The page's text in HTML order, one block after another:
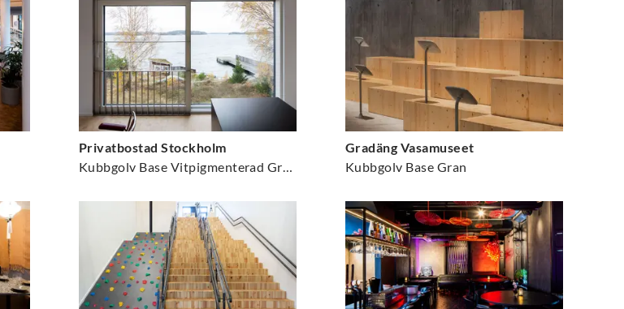
Privatbostad Stockholm
Gradäng Vasamuseet
Kubbgolv Base Gran